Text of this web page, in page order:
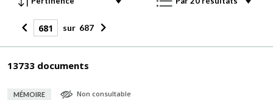
sur 687
13733 documents
MÉMOIRE Non consultable